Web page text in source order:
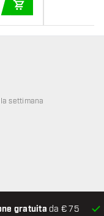
gratuita da € 75
disponibile
settimana
clienti non disponibile